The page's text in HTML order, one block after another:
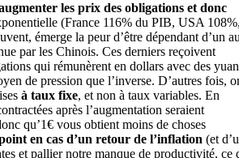
les prix des obligations et donc
(France 116% du PIB, USA
émerge la peur d’être dépendant d’un
par les Chinois. Ces derniers reçoivent
qui rémunèrent en dollars avec des
de pression que l’inverse. D’autres fois,
à taux fixe, et non à taux variables. En
après l’augmentation seraient
qu’1€ vous obtient moins de choses
en cas d’un retour de l’inflation (et
et pallier notre manque de productivité, ce